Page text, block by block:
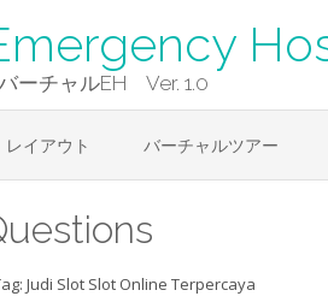
ーチャルEH Ver. 1.0
レイアウト バーチャルツアー
Judi Slot Slot Online Terpercaya